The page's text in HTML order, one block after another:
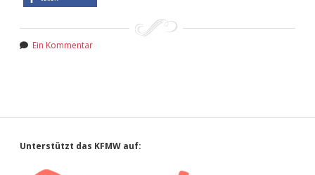
Ein Kommentar
Sidebar
Unterstützt das KFMW auf: